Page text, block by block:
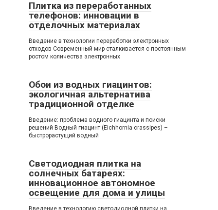
Плитка из переработанных
телефонов: инновации в
отделочных материалах
Введение в технологии переработки электронных
отходов Современный мир сталкивается с постоянным
ростом количества электронных
Обои из водных гиацинтов:
экологичная альтернатива
традиционной отделке
Введение: проблема водного гиацинта и поиски
решений Водный гиацинт (Eichhornia crassipes) –
быстрорастущий водный
Светодиодная плитка на
солнечных батареях:
инновационное автономное
освещение для дома и улицы
Введение в технологию светодиодной плитки на